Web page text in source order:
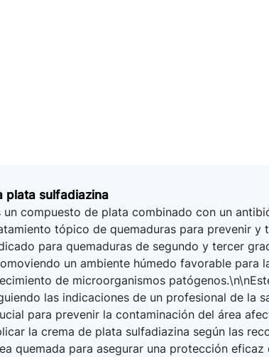
plata sulfadiazina
un compuesto de plata combinado con un
tópico de quemaduras para prevenir y
para quemaduras de segundo y tercer
un ambiente húmedo favorable para
de microorganismos
las indicaciones de un profesional de la
para prevenir la contaminación del área
la crema de plata sulfadiazina según las
quemada para asegurar una protección